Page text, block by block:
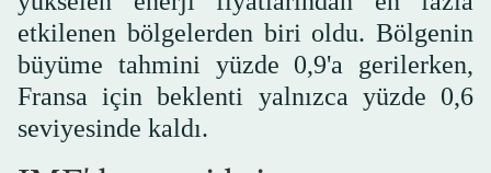
etkilenen bölgelerden biri oldu. Bölgenin
büyüme tahmini yüzde 0,9'a gerilerken,
Fransa için beklenti yalnızca yüzde 0,6
seviyesinde kaldı.